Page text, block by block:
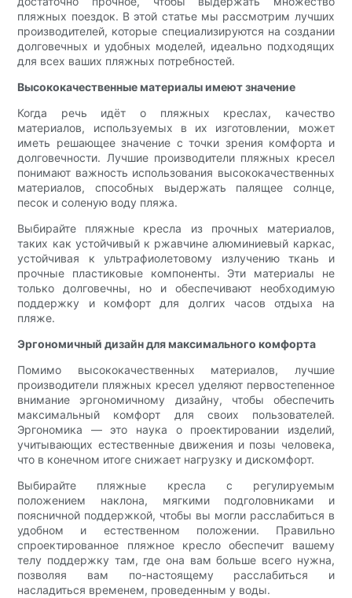
пляжных поездок. В этой статье мы рассмотрим лучших
производителей, которые специализируются на создании
долговечных и удобных моделей, идеально подходящих
для всех ваших пляжных потребностей.
Высококачественные материалы имеют значение
Когда речь идёт о пляжных креслах, качество
материалов, используемых в их изготовлении, может
иметь решающее значение с точки зрения комфорта и
долговечности. Лучшие производители пляжных кресел
понимают важность использования высококачественных
материалов, способных выдержать палящее солнце,
песок и соленую воду пляжа.
Выбирайте пляжные кресла из прочных материалов,
таких как устойчивый к ржавчине алюминиевый каркас,
устойчивая к ультрафиолетовому излучению ткань и
прочные пластиковые компоненты. Эти материалы не
только долговечны, но и обеспечивают необходимую
поддержку и комфорт для долгих часов отдыха на
пляже.
Эргономичный дизайн для максимального комфорта
Помимо высококачественных материалов, лучшие
производители пляжных кресел уделяют первостепенное
внимание эргономичному дизайну, чтобы обеспечить
максимальный комфорт для своих пользователей.
Эргономика — это наука о проектировании изделий,
учитывающих естественные движения и позы человека,
что в конечном итоге снижает нагрузку и дискомфорт.
Выбирайте пляжные кресла с регулируемым
положением наклона, мягкими подголовниками и
поясничной поддержкой, чтобы вы могли расслабиться в
удобном и естественном положении. Правильно
спроектированное пляжное кресло обеспечит вашему
телу поддержку там, где она вам больше всего нужна,
позволяя вам по-настоящему расслабиться и
насладиться временем, проведенным у воды.